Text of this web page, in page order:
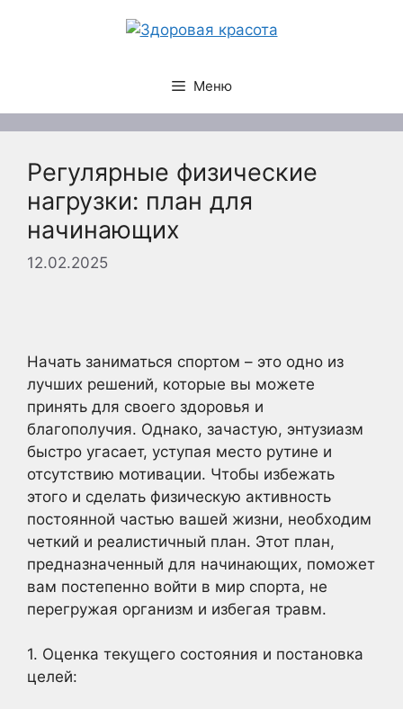
Меню
Регулярные физические
нагрузки: план для
начинающих
12.02.2025
Начать заниматься спортом – это одно из
лучших решений, которые вы можете
принять для своего здоровья и
благополучия. Однако, зачастую, энтузиазм
быстро угасает, уступая место рутине и
отсутствию мотивации. Чтобы избежать
этого и сделать физическую активность
постоянной частью вашей жизни, необходим
четкий и реалистичный план. Этот план,
предназначенный для начинающих, поможет
вам постепенно войти в мир спорта, не
перегружая организм и избегая травм.
1. Оценка текущего состояния и постановка
целей: